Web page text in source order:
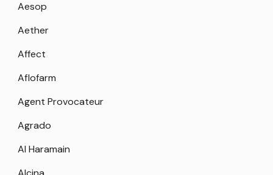
Aesop
Aether
Affect
Aflofarm
Agent Provocateur
Agrado
Al Haramain